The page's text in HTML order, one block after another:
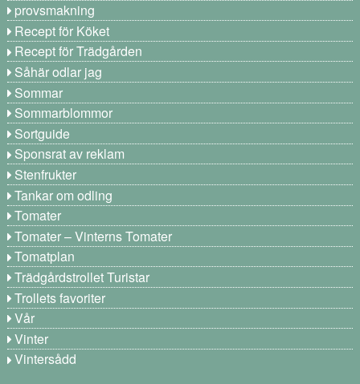
provsmakning
Recept för Köket
Recept för Trädgården
Såhär odlar jag
Sommar
Sommarblommor
Sortguide
Sponsrat av reklam
Stenfrukter
Tankar om odling
Tomater
Tomater – Vinterns Tomater
Tomatplan
Trädgårdstrollet Turistar
Trollets favoriter
Vår
Vinter
Vintersådd